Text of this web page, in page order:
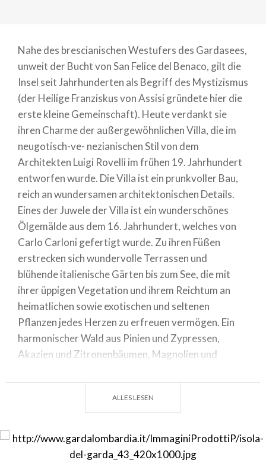
Nahe des brescianischen Westufers des Gardasees,
unweit der Bucht von San Felice del Benaco, gilt die
Insel seit Jahrhunderten als Begriff des Mystizismus
(der Heilige Franziskus von Assisi gründete hier die
erste kleine Gemeinschaft). Heute verdankt sie
ihren Charme der außergewöhnlichen Villa, die im
neugotisch-ve- nezianischen Stil von dem
Architekten Luigi Rovelli im frühen 19. Jahrhundert
entworfen wurde. Die Villa ist ein prunkvoller Bau,
reich an wundersamen architektonischen Details.
Eines der Juwele der Villa ist ein wunderschönes
Ölgemälde aus dem 16. Jahrhundert, welches von
Carlo Carloni gefertigt wurde. Zu ihren Füßen
erstrecken sich wundervolle Terrassen und
blühende italienische Gärten bis zum See, die mit
ihrer üppigen Vegetation und ihrem Reichtum an
heimatlichen sowie exotischen und seltenen
Pflanzen jedes Herzen zu erfreuen vermögen. Ein
harmonischer Wald aus Pinien und Zypressen,
Akazien und Zitronenbäumen, Magnolien und
Magie und Mysterium auf der der Gesang der Vögel
die freudigen Stimmen der Seelen derjenigen
Jahrhunderte die Insel behüteten, sie pflegten und
liebten. Von April bis Oktober ist die Insel für
ALLES LESEN